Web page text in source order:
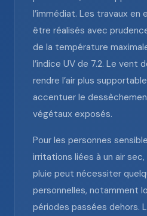
l’immédiat. Les travaux en
être réalisés avec
de la température
l’indice UV de 7.2. Le vent
rendre l’air plus
accentuer le
végétaux exposés.
Pour les personnes
irritations liées à un air
pluie peut nécessiter
personnelles, notamment
périodes passées dehors.